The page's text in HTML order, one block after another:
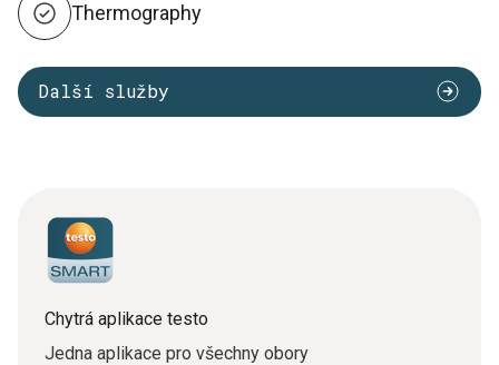
Thermography
Další služby
Chytrá aplikace testo
Jedna aplikace pro všechny obory